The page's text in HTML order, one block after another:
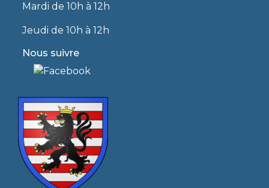
Mardi de 10h à 12h
Jeudi de 10h à 12h
Nous suivre